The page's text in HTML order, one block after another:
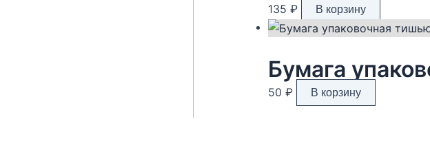
135 ₽ В корзину
Бумага
50 ₽ В корзину